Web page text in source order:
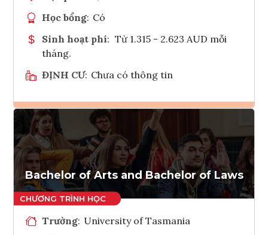
Học bổng: Có
Sinh hoạt phí: Từ 1.315 - 2.623 AUD mỗi
tháng.
ĐỊNH CƯ: Chưa có thông tin
Ghi danh
Tham vấn Interlink
Bachelor of Arts and Bachelor of Laws
Trường: University of Tasmania